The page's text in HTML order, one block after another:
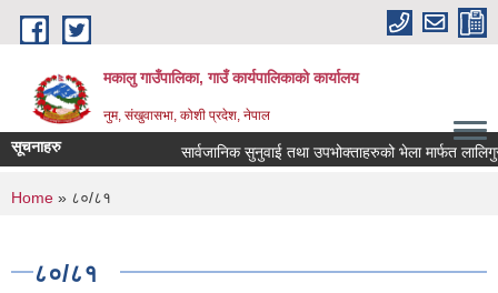
Skip to main content
मकालु गाउँपालिका, गाउँ कार्यपालिकाको कार्यालय
नुम, संखुवासभा, कोशी प्रदेश, नेपाल
सूचनाहरु सार्वजानिक सुनुवाई तथा उपभोक्ताहरुको भेला मार्फत
You are here
Home » ८०/८१
८०/८१